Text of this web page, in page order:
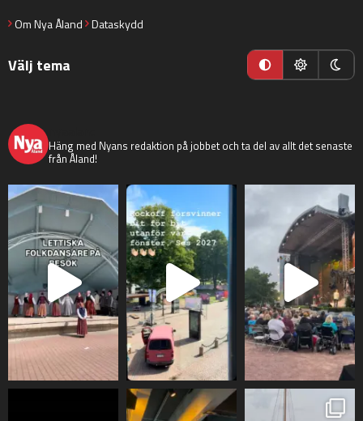
Om Nya Åland Dataskydd
Välj tema
Häng med Nyans redaktion på jobbet och ta del av allt det senaste
från Åland!